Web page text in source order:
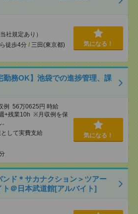
社規定あり）
徒歩4分 / 三田(東京都)
気になる！
勤務OK】池袋での進捗管理、課
56万0625円 時給
+残業10h ※月収例を保
して実費支給
気になる！
ンド＊サカナクション＞ツアー
＠日本武道館[アルバイト]